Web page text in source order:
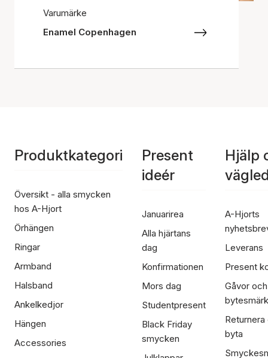
Varumärke
Enamel Copenhagen
Produktkategori
Översikt - alla smycken
hos A-Hjort
Örhängen
Ringar
Armband
Halsband
Ankelkedjor
Hängen
Accessories
Present
ideér
Januarirea
Alla hjärtans
dag
Konfirmationen
Mors dag
Studentpresent
Black Friday
smycken
Hjälp
A-Hjorts
Leverans
Present
Gåvor och
Returnera
byta